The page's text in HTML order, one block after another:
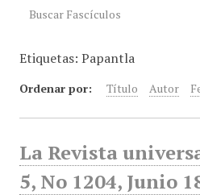
Buscar Fascículos
Etiquetas: Papantla
Ordenar por: Título Autor
La Revista
5, No 1204, Junio